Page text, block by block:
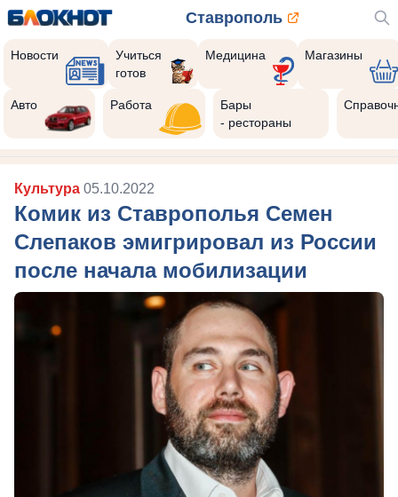
Ставрополь
Новости
Учиться
готов
Медицина Магазины
Авто Работа
Бары
- рестораны
Культура 05.10.2022
Комик из Ставрополья Семен
Слепаков эмигрировал из России
после начала мобилизации